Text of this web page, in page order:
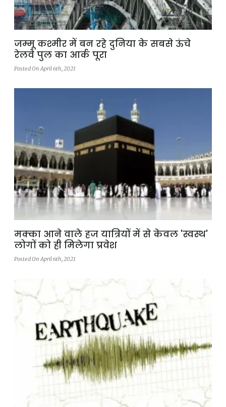
जम्मू कश्मीर में बन रहे दुनिया के सबसे ऊंचे
रेलवे पुल का आर्क पूरा
Posted On April 6th, 2021
मक्का आने वाले हज यात्रियों में से केवल 'स्वस्थ'
लोगों को ही मिलेगा प्रवेश
Posted On April 6th, 2021